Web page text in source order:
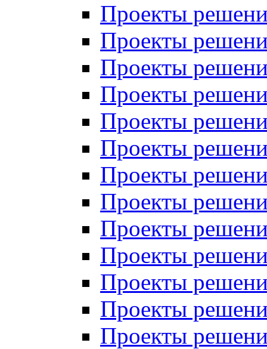
Проекты
Проекты
Проекты
Проекты
Проекты
Проекты
Проекты
Проекты
Проекты
Проекты
Проекты
Проекты
Проекты